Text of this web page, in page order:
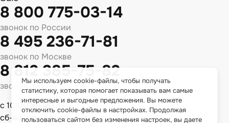
8 800 775-03-14
звонок по России
8 495 236-71-81
звонок по Москве
8 812 385-75-82
звонок по Спб
с 10:00 до 18:00
сб-вс - выходной
Мы используем cookie-файлы, чтобы получать
статистику, которая помогает показывать вам самые
интересные и выгодные предложения. Вы можете
отключить cookie-файлы в настройках. Продолжая
пользоваться сайтом без изменения настроек, вы даете